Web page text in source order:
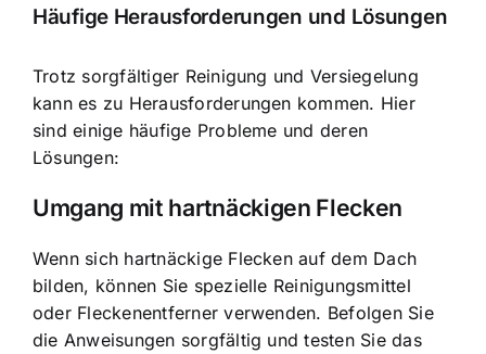
Häufige Herausforderungen und Lösungen
Trotz sorgfältiger Reinigung und Versiegelung
kann es zu Herausforderungen kommen. Hier
sind einige häufige Probleme und deren
Lösungen:
Umgang mit hartnäckigen Flecken
Wenn sich hartnäckige Flecken auf dem Dach
bilden, können Sie spezielle Reinigungsmittel
oder Fleckenentferner verwenden. Befolgen Sie
die Anweisungen sorgfältig und testen Sie das